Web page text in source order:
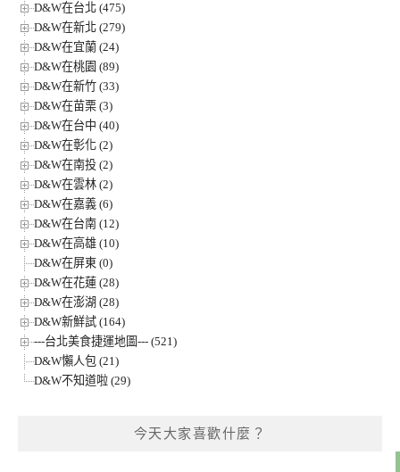
D&W在台北 (475)
D&W在新北 (279)
D&W在宜蘭 (24)
D&W在桃園 (89)
D&W在新竹 (33)
D&W在苗栗 (3)
D&W在台中 (40)
D&W在彰化 (2)
D&W在南投 (2)
D&W在雲林 (2)
D&W在嘉義 (6)
D&W在台南 (12)
D&W在高雄 (10)
D&W在屏東 (0)
D&W在花蓮 (28)
D&W在澎湖 (28)
D&W新鮮試 (164)
---台北美食捷運地圖--- (521)
D&W懶人包 (21)
D&W不知道啦 (29)
今天大家喜歡什麼？